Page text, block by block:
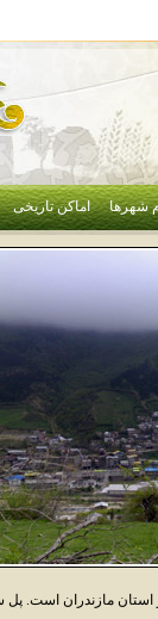
شهرها اماکن تاریخی
مازندران است.